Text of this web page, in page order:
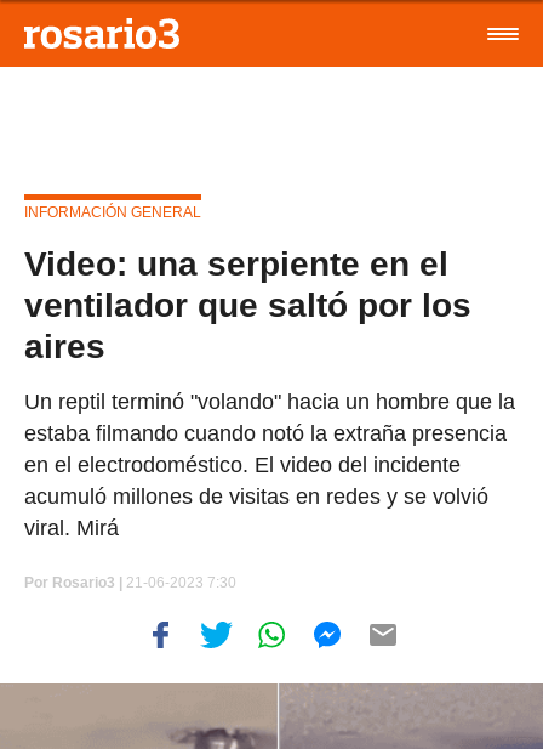
INFORMACIÓN GENERAL
Video: una serpiente en el
ventilador que saltó por los
aires
Un reptil terminó "volando" hacia un hombre que la
estaba filmando cuando notó la extraña presencia
en el electrodoméstico. El video del incidente
acumuló millones de visitas en redes y se volvió
viral. Mirá
Por Rosario3 | 21-06-2023 7:30